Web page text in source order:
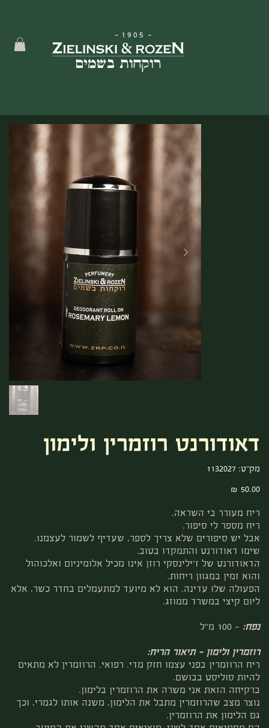
- 1905 -
דאודורנט רוזמרין ולימון
מק"ט:
מק"ט
1132027
מחיר
ריח מעורר בי השראה.
ריח מספר לי סיפור.
אבל יש סיפורים שלא צריך לספר, שעדיף לשמור לעצמנו.
שימו דאודורנט והתמקדו בטוב.
הדאודורנט של ז'ילינסקי רוזן אינו מכיל אלומיניום ואלכוהול
והוא זמין במגוון ריחות.
הפעולה שלו עדינה. הוא לא מיועד למתעמלים בחדר כשר, אלא
ליום קיצי במשרד ממוזג.
נפח: – 100 מ"ל
רוזמרין ולימון – תיאור הריח:
ריח הרוזמרין בפני עצמו חזק מדי. רפואי. הרוזמרין לא מתאים
להיות סוליסט בבושם.
ברקיחה הזאת אני משרה את הרוזמרין בלימון.
נוצר מצב שהרוזמרין מתבל את הלימון, משנה אותו לגמרי, וכך
גם הלימון את הרוזמרין.